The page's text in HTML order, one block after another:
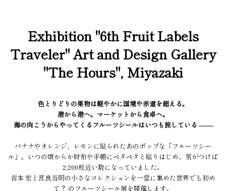
Exhibition "6th Fruit Labels
Traveler" Art and Design Gallery
"The Hours", Miyazaki
色とりどりの果物は軽やかに国境や赤道を超える。
港から港へ。マーケットから食卓へ。
海の向こうからやってくるフルーツシールはいつも旅している ––––
バナナやオレンジ、レモンに貼られたあのポップな「フルーツシー
ル」。いつの頃からか財布や手帳にペタペタと貼りはじめ、気がつけば
2,200枚近い数になっていました。
吉本 宏と宮良当明の小さなコレクションを一堂に集めた世界でも初め
て？ のフルーツシール展を開催します。